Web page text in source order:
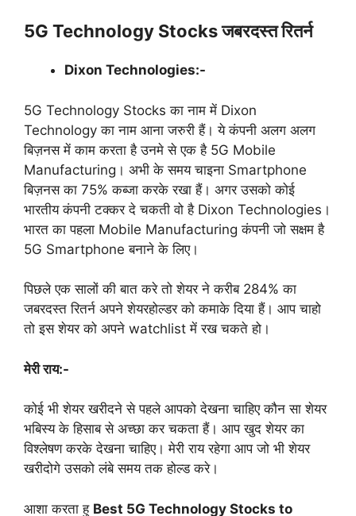
5G Technology Stocks जबरदस्त रितर्न
Dixon Technologies:-
5G Technology Stocks का नाम में Dixon
Technology का नाम आना जरुरी हैं। ये कंपनी अलग अलग
बिज़नस में काम करता है उनमे से एक है 5G Mobile
Manufacturing। अभी के समय चाइना Smartphone
बिज़नस का 75% कब्जा करके रखा हैं। अगर उसको कोई
भारतीय कंपनी टक्कर दे चकती वो है Dixon Technologies।
भारत का पहला Mobile Manufacturing कंपनी जो सक्षम है
5G Smartphone बनाने के लिए।
पिछले एक सालों की बात करे तो शेयर ने करीब 284% का
जबरदस्त रितर्न अपने शेयरहोल्डर को कमाके दिया हैं। आप चाहो
तो इस शेयर को अपने watchlist में रख चकते हो।
मेरी राय:-
कोई भी शेयर खरीदने से पहले आपको देखना चाहिए कौन सा शेयर
भबिस्य के हिसाब से अच्छा कर चकता हैं। आप खुद शेयर का
विश्लेषण करके देखना चाहिए। मेरी राय रहेगा आप जो भी शेयर
खरीदोगे उसको लंबे समय तक होल्ड करे।
आशा करता हु Best 5G Technology Stocks to